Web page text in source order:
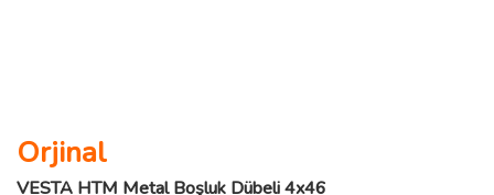
Orjinal
VESTA HTM Metal Boşluk Dübeli 4x46